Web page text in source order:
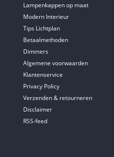
Lampenkappen op maat
Modern Interieur
Tips Lichtplan
Betaalmethoden
Dimmers
Algemene voorwaarden
Klantenservice
Privacy Policy
Verzenden & retourneren
Disclaimer
RSS-feed